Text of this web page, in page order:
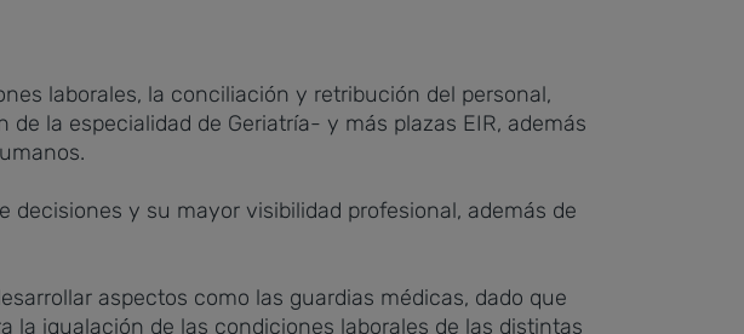
laborales, la conciliación y retribución del personal,
la especialidad de Geriatría- y más plazas EIR, además
y su mayor visibilidad profesional, además de
aspectos como las guardias médicas, dado que
igualación de las condiciones laborales de las distintas